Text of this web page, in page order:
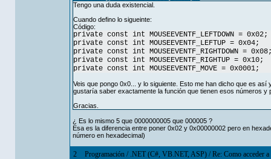
Tengo una duda existencial.
Cuando defino lo sigueinte:
Código:
private const int MOUSEEVENTF_LEFTDOWN = 0x02;
private const int MOUSEEVENTF_LEFTUP = 0x04;
private const int MOUSEEVENTF_RIGHTDOWN =
private const int MOUSEEVENTF_RIGHTUP = 0x10;
private const int MOUSEEVENTF_MOVE = 0x0001;
Veis que pongo 0x0... y lo siguiente. Esto me han dicho que es
gustaría saber exactamente la función que tienen esos números y
Gracias.
¿ Es lo mismo 5 que 0000000005 que 000005 ?
Esa es la diferencia entre poner 0x02 y 0x00000002 pero en
número en hexadecimal)
2 Programación/ .NET (C#, VB.NET, ASP)/Re: Como acceder